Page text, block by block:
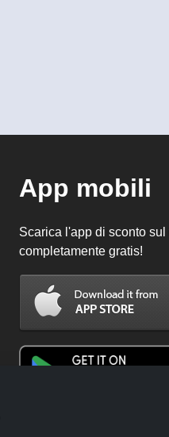
App mobili
Scarica l'app di sconto
completamente gratis!